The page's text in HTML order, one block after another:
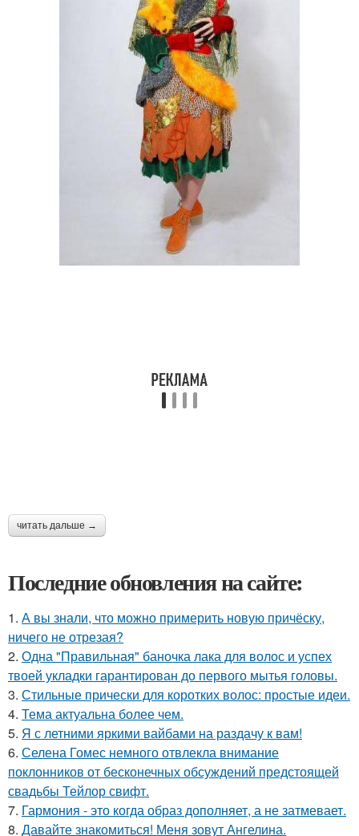
читать дальше →
Последние обновления на сайте:
1. А вы знали, что можно примерить новую причёску,
ничего не отрезая?
2. Одна "Правильная" баночка лака для волос и успех
твоей укладки гарантирован до первого мытья головы.
3. Стильные прически для коротких волос: простые идеи.
4. Тема актуальна более чем.
5. Я с летними яркими вайбами на раздачу к вам!
6. Селена Гомес немного отвлекла внимание
поклонников от бесконечных обсуждений предстоящей
свадьбы Тейлор свифт.
7. Гармония - это когда образ дополняет, а не затмевает.
8. Давайте знакомиться! Меня зовут Ангелина.